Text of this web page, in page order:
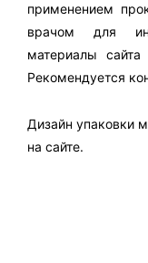
применением
врачом для
материалы
Рекомендуется
Дизайн упаковки
на сайте.